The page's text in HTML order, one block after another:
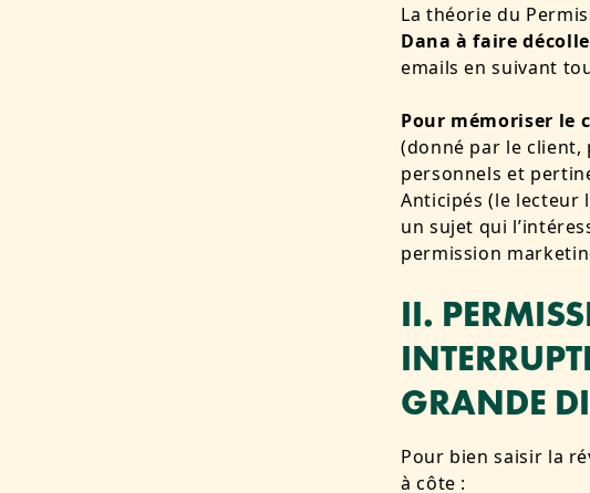
La théorie du
Dana à faire
emails en suivant
Pour mémoriser le
(donné par le client,
personnels et
Anticipés (le lecteur
un sujet qui
permission
II.
GRANDE
Pour bien saisir la
à côte :